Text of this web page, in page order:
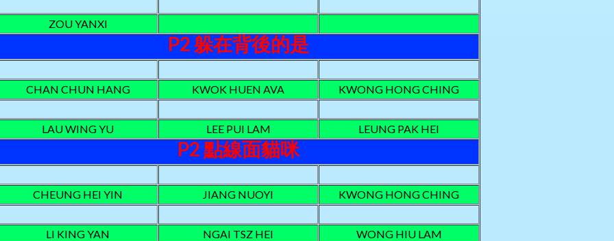
ZOU YANXI
P2 躲在背後的是
CHAN CHUN HANG KWOK HUEN AVA KWONG HONG CHING
LAU WING YU LEE PUI LAM LEUNG PAK HEI
P2 點線面貓咪
CHEUNG HEI YIN JIANG NUOYI KWONG HONG CHING
LI KING YAN NGAI TSZ HEI WONG HIU LAM